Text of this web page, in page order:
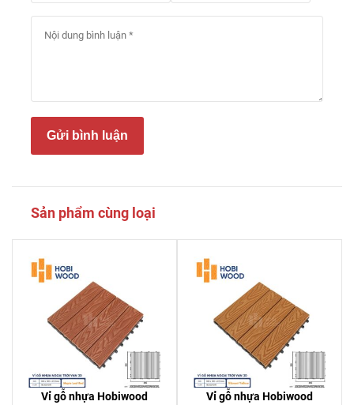
Gửi bình luận
Sản phẩm cùng loại
Vỉ gỗ nhựa Hobiwood
Vỉ gỗ nhựa Hobiwood